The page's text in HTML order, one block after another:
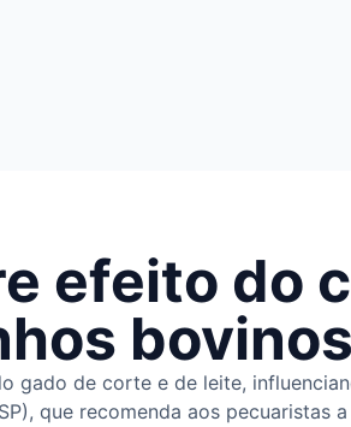
efeito do
bovinos
gado de corte e de leite,
que recomenda aos pecuaristas